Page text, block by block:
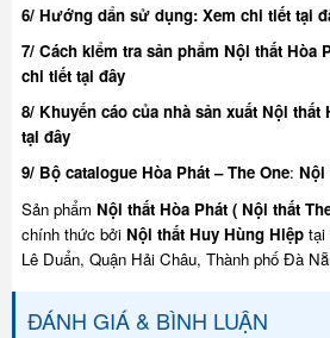
6/ Hướng dẩn sử dụng: Xem chi tiết tại
7/ Cách kiểm tra sản phẩm Nội thất Hòa
chi tiết tại đây
8/ Khuyến cáo của nhà sản xuất Nội thất
tại đây
9/ Bộ catalogue Hòa Phát – The One: Nội
Sản phẩm Nội thất Hòa Phát ( Nội thất
chính thức bởi Nội thất Huy Hùng Hiệptại
Lê Duẩn, Quận Hải Châu, Thành phố Đà
ĐÁNH GIÁ & BÌNH LUẬN